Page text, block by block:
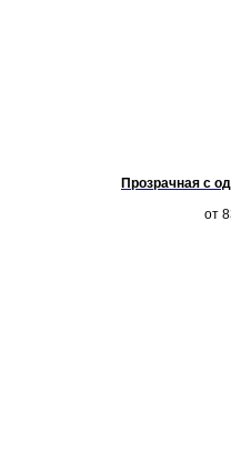
Прозрачная с
от